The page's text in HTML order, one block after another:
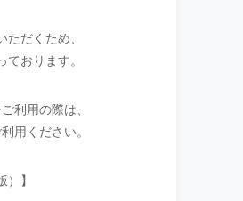
だくため、
おります。
利用の際は、
用ください。
】